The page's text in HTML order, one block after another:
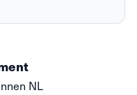
NL